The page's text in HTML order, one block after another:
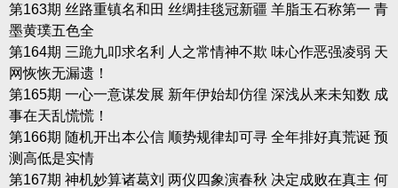
第163期 丝路重镇名和田 丝绸挂毯冠新疆 羊脂玉石称第一 青
墨黄璞五色全
第164期 三跪九叩求名利 人之常情神不欺 味心作恶强凌弱 天
网恢恢无漏遗！
第165期 一心一意谋发展 新年伊始却仿徨 深浅从来未知数 成
事在天乱慌慌！
第166期 随机开出本公信 顺势规律却可寻 全年排好真荒诞 预
测高低是实情
第167期 神机妙算诸葛刘 两仪四象演春秋 决定成败在真主 何